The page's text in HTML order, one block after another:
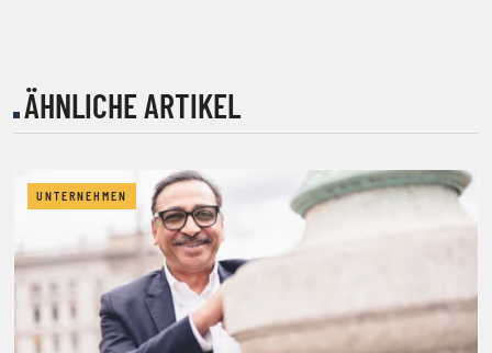
ÄHNLICHE ARTIKEL
UNTERNEHMEN